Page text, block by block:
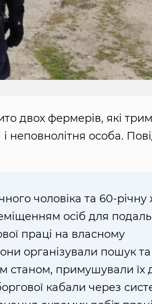
двох фермерів, які
неповнолітня особа.
чоловіка та 60-річну
осіб для
праці на власному
організували пошук та
станом, примушували їх
кабали через